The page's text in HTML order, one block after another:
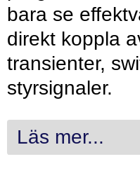
bara se
direkt koppla
transienter,
styrsignaler.
Läs mer...